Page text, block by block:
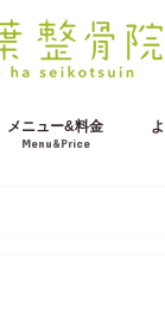
メニュー&料金
Menu&Price